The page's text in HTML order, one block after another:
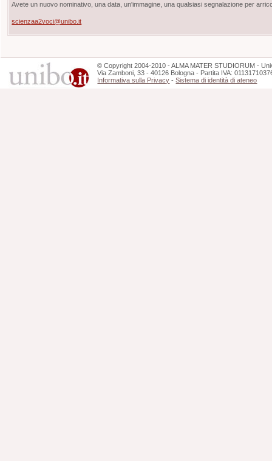
Avete un nuovo nominativo, una data, un'immagine, una qualsiasi segnalazione per
scienzaa2voci@unibo.it
©Copyright 2004-2010 - ALMA MATER STUDIORUM -
Via Zamboni, 33 - 40126 Bologna - Partita IVA:
Informativa sulla Privacy -Sistema di identità di ateneo